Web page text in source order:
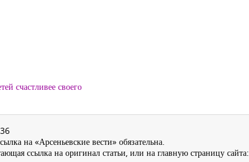
счастливее своего
на «Арсеньевские вести» обязательна.
ссылка на оригинал статьи, или на главную страницу сайта: